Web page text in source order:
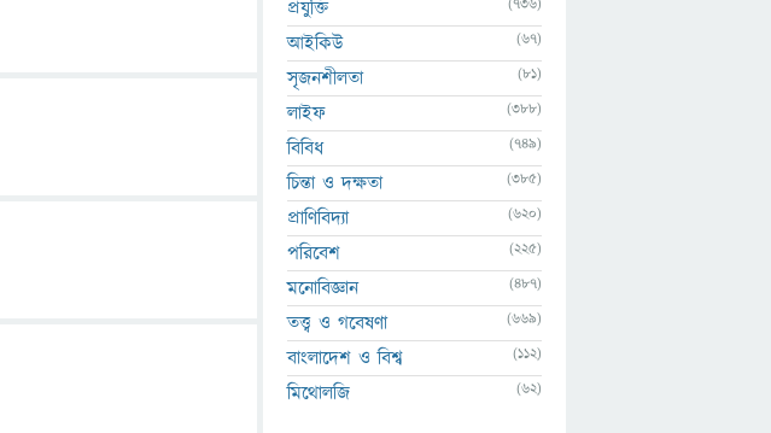
প্রযুক্তি
আইকিউ (67)
সৃজনশীলতা (81)
লাইফ (388)
বিবিধ (749)
চিন্তা ও দক্ষতা (385)
প্রাণিবিদ্যা (620)
পরিবেশ (225)
মনোবিজ্ঞান (487)
তত্ত্ব ও গবেষণা (669)
বাংলাদেশ ও বিশ্ব (112)
মিথোলজি (62)